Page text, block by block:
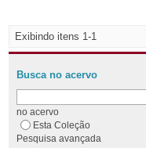
Exibindo itens 1-1
Busca no acervo
no acervo
Esta Coleção
Pesquisa avançada